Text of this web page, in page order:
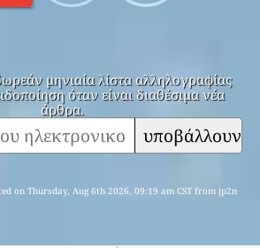
μηνιαία λίστα αλληλογραφίας
όταν είναι διαθέσιμα νέα
άρθρα.
υποβάλλουν
on Thursday, Aug 6th 2026, 09:19 am CST from jp2n